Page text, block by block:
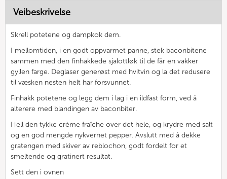
Veibeskrivelse
Skrell potetene og dampkok dem.
I mellomtiden, i en godt oppvarmet panne, stek baconbitene
sammen med den finhakkede sjalottløk til de får en vakker
gyllen farge. Deglaser generøst med hvitvin og la det redusere
til væsken nesten helt har forsvunnet.
Finhakk potetene og legg dem i lag i en ildfast form, ved å
alterere med blandingen av baconbiter.
Hell den tykke crème fraîche over det hele, og krydre med salt
og en god mengde nykvernet pepper. Avslutt med å dekke
gratengen med skiver av reblochon, godt fordelt for et
smeltende og gratinert resultat.
Sett den i ovnen